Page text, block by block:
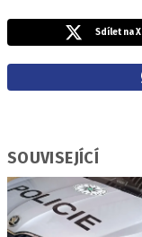
Sdílet na X
SOUVISEJÍCÍ